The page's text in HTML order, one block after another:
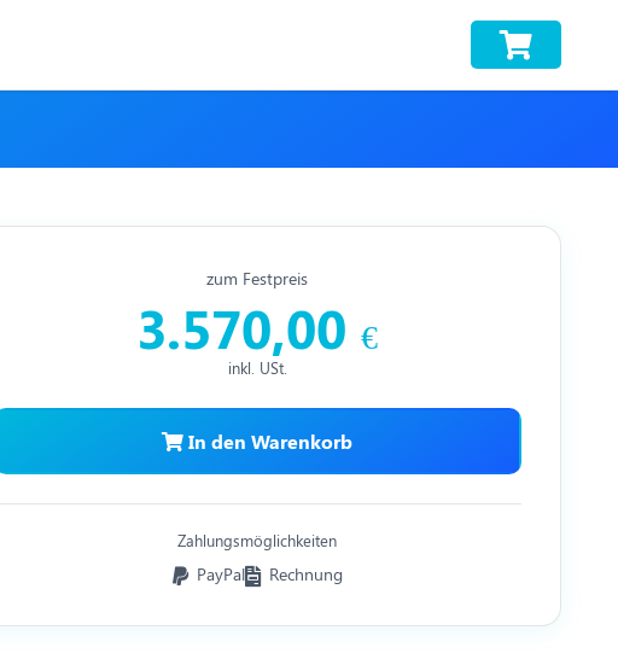
zum Festpreis
3.570,00€
inkl. USt.
In den Warenkorb
Zahlungsmöglichkeiten
PayPal Rechnung